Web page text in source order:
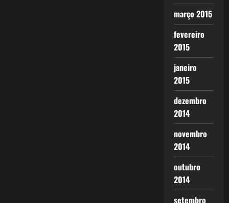
março 2015
fevereiro
2015
janeiro
2015
dezembro
2014
novembro
2014
outubro
2014
setembro